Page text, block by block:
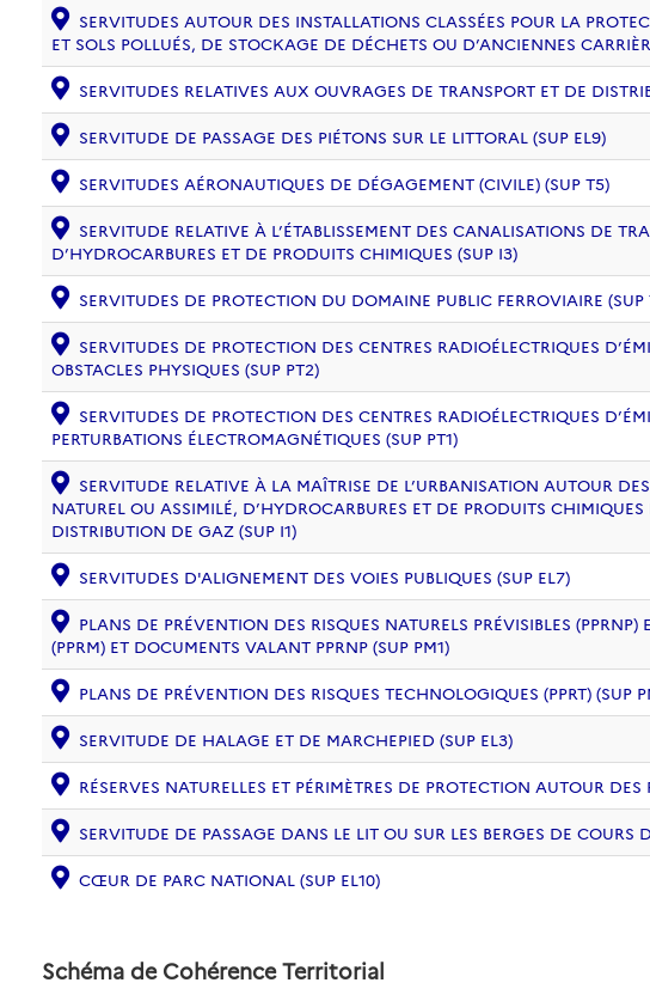
SERVITUDES AUTOUR DES INSTALLATIONS CLASSÉES POUR LA
ET SOLS POLLUÉS, DE STOCKAGE DE DÉCHETS OU D’ANCIENNES
SERVITUDES RELATIVES AUX OUVRAGES DE TRANSPORT ET DE
SERVITUDE DE PASSAGE DES PIÉTONS SUR LE LITTORAL (SUP EL9)
SERVITUDES AÉRONAUTIQUES DE DÉGAGEMENT (CIVILE) (SUP T5)
SERVITUDE RELATIVE À L’ÉTABLISSEMENT DES CANALISATIONS DE
D’HYDROCARBURES ET DE PRODUITS CHIMIQUES (SUP I3)
SERVITUDES DE PROTECTION DU DOMAINE PUBLIC FERROVIAIRE (SUP
SERVITUDES DE PROTECTION DES CENTRES RADIOÉLECTRIQUES
OBSTACLES PHYSIQUES (SUP PT2)
SERVITUDES DE PROTECTION DES CENTRES RADIOÉLECTRIQUES
PERTURBATIONS ÉLECTROMAGNÉTIQUES (SUP PT1)
SERVITUDE RELATIVE À LA MAÎTRISE DE L’URBANISATION AUTOUR
NATUREL OU ASSIMILÉ, D’HYDROCARBURES ET DE PRODUITS
DISTRIBUTION DE GAZ (SUP I1)
SERVITUDES D'ALIGNEMENT DES VOIES PUBLIQUES (SUP EL7)
PLANS DE PRÉVENTION DES RISQUES NATURELS PRÉVISIBLES
(PPRM) ET DOCUMENTS VALANT PPRNP (SUP PM1)
PLANS DE PRÉVENTION DES RISQUES TECHNOLOGIQUES (PPRT) (SUP
SERVITUDE DE HALAGE ET DE MARCHEPIED (SUP EL3)
RÉSERVES NATURELLES ET PÉRIMÈTRES DE PROTECTION AUTOUR
SERVITUDE DE PASSAGE DANS LE LIT OU SUR LES BERGES DE COURS
CŒUR DE PARC NATIONAL (SUP EL10)
Schéma de Cohérence Territorial